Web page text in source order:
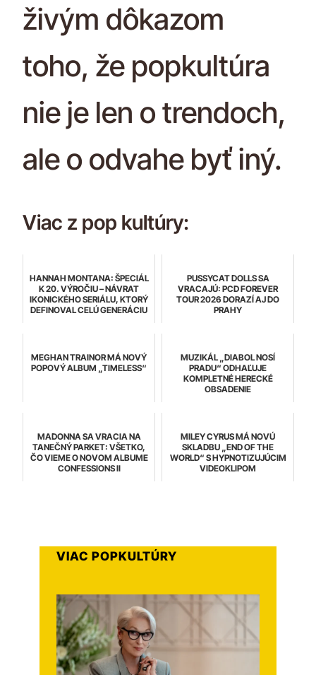
živým dôkazom
toho, že popkultúra
nie je len o trendoch,
ale o odvahe byť iný.
Viac z pop kultúry:
HANNAH MONTANA: ŠPECIÁL
K 20. VÝROČIU – NÁVRAT
IKONICKÉHO SERIÁLU, KTORÝ
DEFINOVAL CELÚ GENERÁCIU
PUSSYCAT DOLLS SA
VRACAJÚ: PCD FOREVER
TOUR 2026 DORAZÍ AJ DO
PRAHY
MEGHAN TRAINOR MÁ NOVÝ
POPOVÝ ALBUM „TIMELESS“
MUZIKÁL „DIABOL NOSÍ
PRADU“ ODHAĽUJE
KOMPLETNÉ HERECKÉ
OBSADENIE
MADONNA SA VRACIA NA
TANEČNÝ PARKET: VŠETKO,
ČO VIEME O NOVOM ALBUME
CONFESSIONS II
MILEY CYRUS MÁ NOVÚ
SKLADBU „END OF THE
WORLD“ S HYPNOTIZUJÚCIM
VIDEOKLIPOM
VIAC POPKULTÚRY